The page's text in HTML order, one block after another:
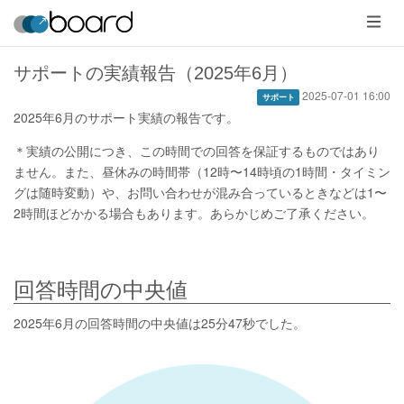
メ
ニ
ュ
ー
サポートの実績報告（2025年6月）
サポート 2025-07-01 16:00
2025年6月のサポート実績の報告です。
＊実績の公開につき、この時間での回答を保証するものではあり
ません。また、昼休みの時間帯（12時〜14時頃の1時間・タイミン
グは随時変動）や、お問い合わせが混み合っているときなどは1〜
2時間ほどかかる場合もあります。あらかじめご了承ください。
回答時間の中央値
2025年6月の回答時間の中央値は25分47秒でした。